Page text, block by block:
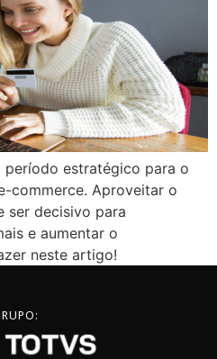
período estratégico para o
commerce. Aproveitar o
ser decisivo para
e aumentar o
neste artigo!